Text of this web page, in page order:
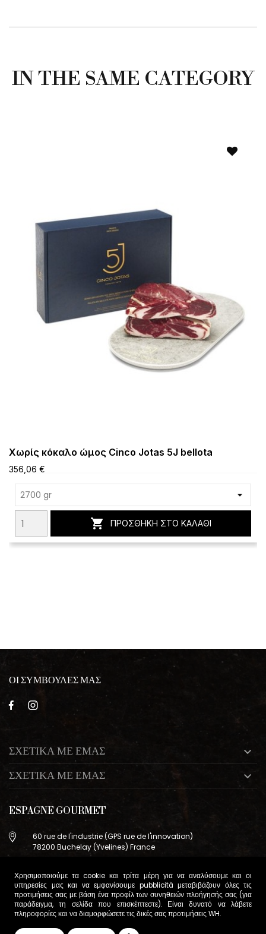
Χρησιμοποιούμε τα cookie και τρίτα μέρη για να αναλύσουμε και οι
υπηρεσίες μας και να εμφανίσουμε pubblicità μεταβιβάζουν όλες τις
προτιμήσεις σας με βάση ένα προφίλ των συνηθειών πλοήγησής σας (για
παράδειγμα, τη σελίδα που επισκέπτεστε). Είναι δυνατό να λάβετε
πληροφορίες και να διαμορφώσετε τις δικές σας προτιμήσεις WH.
IN THE SAME CATEGORY
Χωρίς κόκαλο ώμος Cinco Jotas 5J bellota
356,06 €
 ΠΡΟΣΘΉΚΗ ΣΤΟ ΚΑΛΆΘΙ
ΟΙ ΣΥΜΒΟΥΛΕΣ ΜΑΣ
ΣΧΕΤΙΚΑ ΜΕ ΕΜΑΣ 
ΣΧΕΤΙΚΑ ΜΕ ΕΜΑΣ 
ESPAGNE GOURMET
60 rue de l'industrie (GPS rue de l'innovation)
78200 Buchelay (Yvelines) France
info@espagne-gourmet.com
78200 Buchelay (Yvelines) France
Όροι Πώλησης Διαχείριση cookie